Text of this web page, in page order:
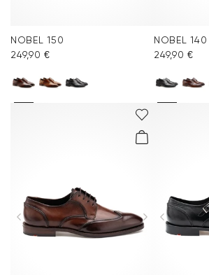
NOBEL 150
249,90 €
NOBEL 140
249,90 €